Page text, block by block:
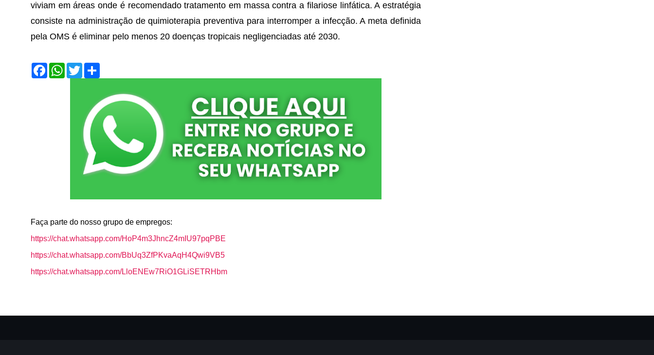
viviam em áreas onde é recomendado tratamento em massa contra a filariose linfática. A estratégia
consiste na administração de quimioterapia preventiva para interromper a infecção. A meta definida
pela OMS é eliminar pelo menos 20 doenças tropicais negligenciadas até 2030.
F
a
W
h
T
e
Faça parte do nosso grupo de empregos:
https://chat.whatsapp.com/HoP4m3JhncZ4mIU97pqPBE
https://chat.whatsapp.com/BbUq3ZfPKvaAqH4Qwi9VB5
https://chat.whatsapp.com/LloENEw7RiO1GLiSETRHbm